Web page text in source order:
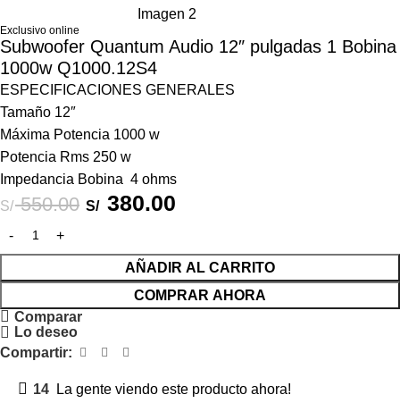
Exclusivo online
Subwoofer Quantum Audio 12″ pulgadas 1 Bobina
1000w Q1000.12S4
ESPECIFICACIONES GENERALES
Tamaño 12″
Máxima Potencia 1000 w
Potencia Rms 250 w
Impedancia Bobina 4 ohms
S/550.00 S/ 380.00
AÑADIR AL CARRITO
COMPRAR AHORA
Comparar
Lo deseo
Compartir:
14 La gente viendo este producto ahora!